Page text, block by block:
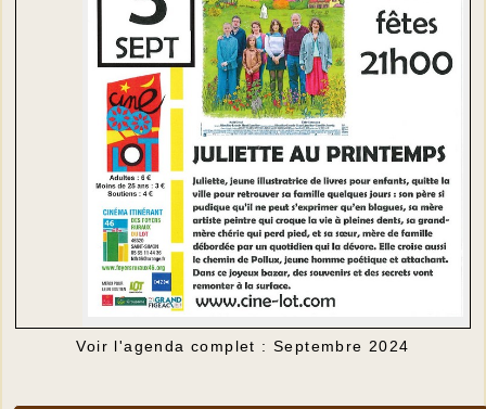
Voir l'agenda complet : Septembre 2024